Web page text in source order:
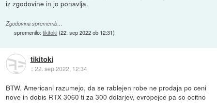
iz zgodovine in jo ponavlja.
Zgodovina sprememb…
spremenilo:tikitoki(22. sep 2022 ob 12:31)
tikitoki
::22. sep 2022, 12:34
BTW. Americani razumejo, da se rablejen robe ne prodaja po ceni
nove in dobis RTX 3060 ti za 300 dolarjev, evropejce pa so ocitno